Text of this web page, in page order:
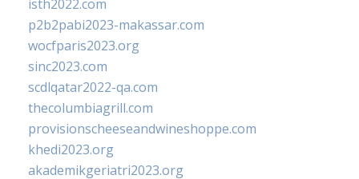
isth2022.com
p2b2pabi2023-makassar.com
wocfparis2023.org
sinc2023.com
scdlqatar2022-qa.com
thecolumbiagrill.com
provisionscheeseandwineshoppe.com
khedi2023.org
akademikgeriatri2023.org